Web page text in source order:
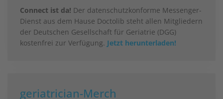
Connect ist da! Der datenschutzkonforme Messenger-
Dienst aus dem Hause Doctolib steht allen Mitgliedern
der Deutschen Gesellschaft für Geriatrie (DGG)
kostenfrei zur Verfügung. Jetzt herunterladen!
geriatrician-Merch